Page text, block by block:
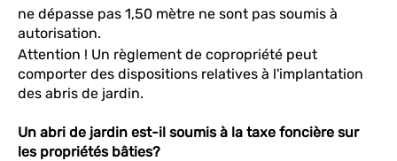
ne dépasse pas 1,50 mètre ne sont pas soumis à
autorisation.
Attention ! Un règlement de copropriété peut
comporter des dispositions relatives à l'implantation
des abris de jardin.
Un abri de jardin est-il soumis à la taxe foncière sur
les propriétés bâties?